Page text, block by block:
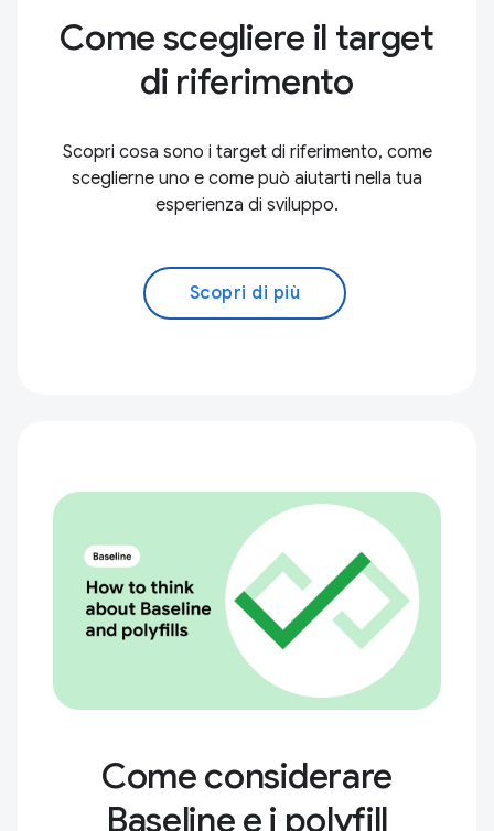
Come scegliere il target
di riferimento
Scopri cosa sono i target di riferimento, come
sceglierne uno e come può aiutarti nella tua
esperienza di sviluppo.
Scopri di più
Come considerare
Baseline e i polyfill